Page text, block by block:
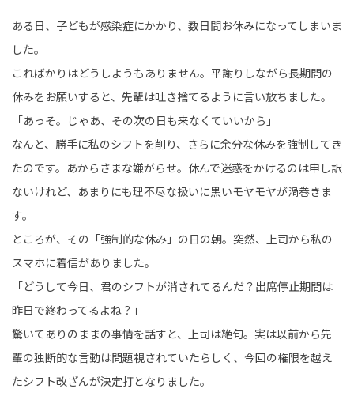
ある日、子どもが感染症にかかり、数日間お休みになってしまいま
した。
こればかりはどうしようもありません。平謝りしながら長期間の
休みをお願いすると、先輩は吐き捨てるように言い放ちました。
「あっそ。じゃあ、その次の日も来なくていいから」
なんと、勝手に私のシフトを削り、さらに余分な休みを強制してき
たのです。あからさまな嫌がらせ。休んで迷惑をかけるのは申し訳
ないけれど、あまりにも理不尽な扱いに黒いモヤモヤが渦巻きま
す。
ところが、その「強制的な休み」の日の朝。突然、上司から私の
スマホに着信がありました。
「どうして今日、君のシフトが消されてるんだ？出席停止期間は
昨日で終わってるよね？」
驚いてありのままの事情を話すと、上司は絶句。実は以前から先
輩の独断的な言動は問題視されていたらしく、今回の権限を越え
たシフト改ざんが決定打となりました。